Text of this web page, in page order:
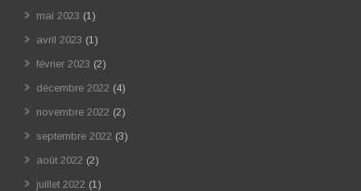
mai 2023 (1)
avril 2023 (1)
février 2023 (2)
décembre 2022 (4)
novembre 2022 (2)
septembre 2022 (3)
août 2022 (2)
juillet 2022 (1)